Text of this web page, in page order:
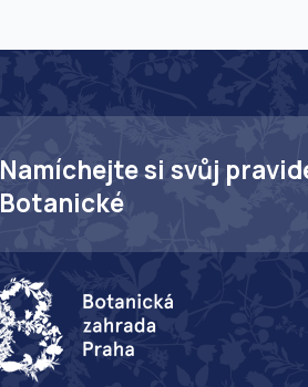
Namíchejte si svůj
Botanické